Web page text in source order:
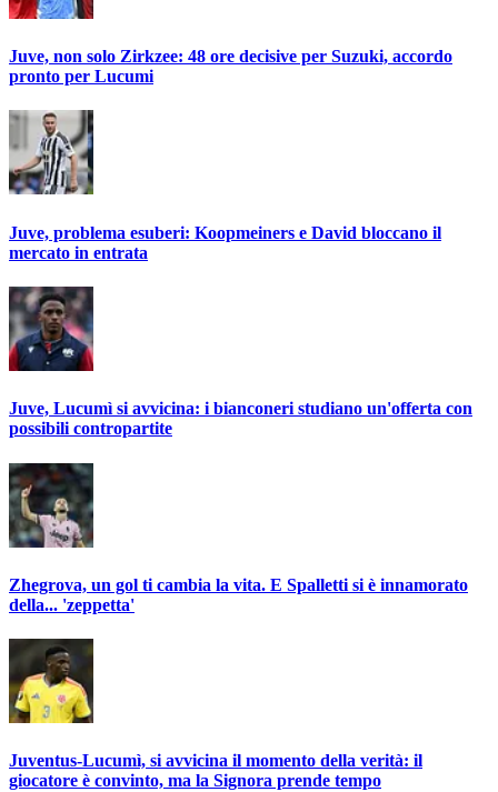
Juve, non solo Zirkzee: 48 ore decisive per Suzuki, accordo
pronto per Lucumi
Juve, problema esuberi: Koopmeiners e David bloccano il
mercato in entrata
Juve, Lucumì si avvicina: i bianconeri studiano un'offerta con
possibili contropartite
Zhegrova, un gol ti cambia la vita. E Spalletti si è innamorato
della... 'zeppetta'
Juventus-Lucumì, si avvicina il momento della verità: il
giocatore è convinto, ma la Signora prende tempo